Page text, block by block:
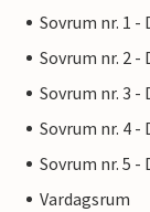
Sovrum nr. 1
Sovrum nr. 2
Sovrum nr. 3
Sovrum nr. 4
Sovrum nr. 5
Vardagsrum